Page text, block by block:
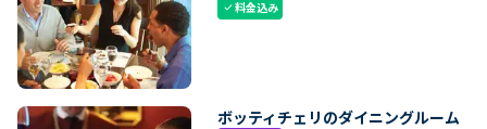
check料金込み
ボッティチェリのダイニングルーム